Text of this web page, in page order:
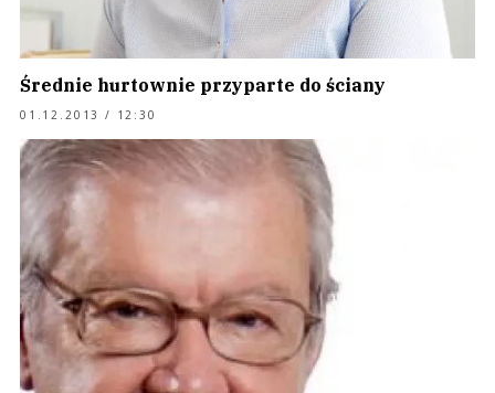
Średnie hurtownie przyparte do ściany
01.12.2013 / 12:30